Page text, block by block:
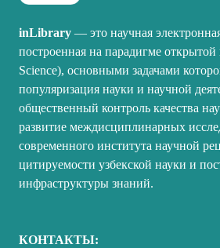
inLibrary — это научная
построенная на парадигме открытой
Science), основными задачами
популяризация науки и научной
общественный контроль качества
развитие междисциплинарных
современного института научной
цитируемости узбекской науки и
инфраструктуры знаний.
КОНТАКТЫ: